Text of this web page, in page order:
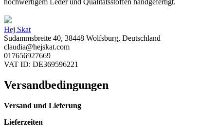
Hej Skat
Sudammsbreite 40, 38448 Wolfsburg, Deutschland
claudia@hejskat.com
017656927669
VAT ID: DE369596221
Versandbedingungen
Versand und Lieferung
Lieferzeiten